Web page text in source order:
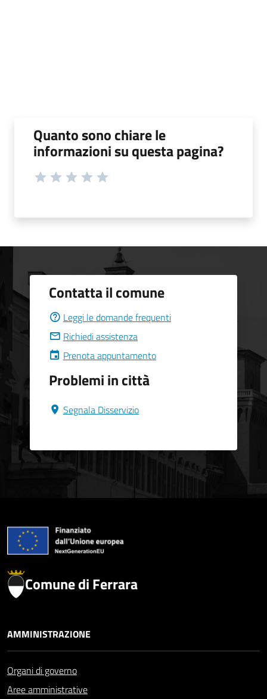
Quanto sono chiare le
informazioni su questa pagina?
Contatta il comune
Leggi le domande frequenti
Richiedi assistenza
Prenota appuntamento
Problemi in città
Segnala Disservizio
Comune di Ferrara
AMMINISTRAZIONE
Organi di governo
Aree amministrative